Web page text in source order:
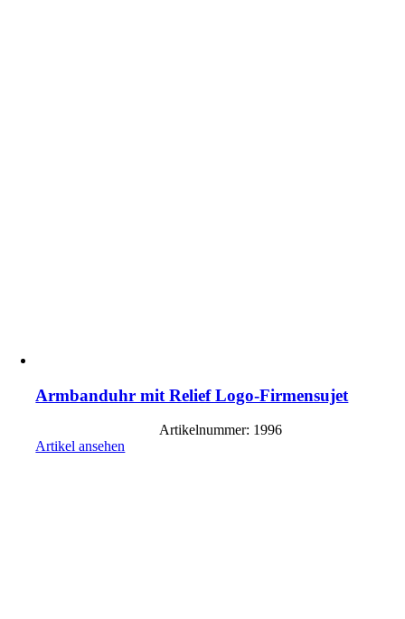
Armbanduhr mit Relief Logo-Firmensujet
Artikelnummer: 1996
Artikel ansehen